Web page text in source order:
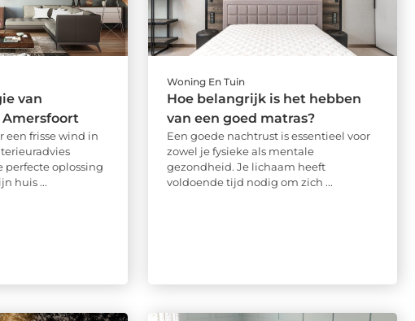
van
een frisse wind in
perfecte oplossing
huis ...
Woning En Tuin
Hoe belangrijk is het hebben
van een goed matras?
Een goede nachtrust is essentieel voor
zowel je fysieke als mentale
gezondheid. Je lichaam heeft
voldoende tijd nodig om zich ...